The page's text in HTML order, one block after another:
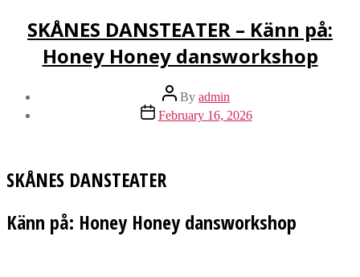
SKÅNES DANSTEATER – Känn på:
Honey Honey dansworkshop
Post
author
By admin
Post
date
February 16, 2026
SKÅNES DANSTEATER
Känn på: Honey Honey dansworkshop